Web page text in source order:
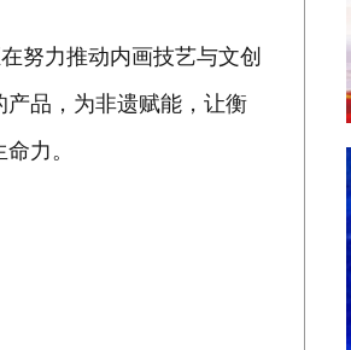
努力推动内画技艺与文创
品，为非遗赋能，让衡
力。